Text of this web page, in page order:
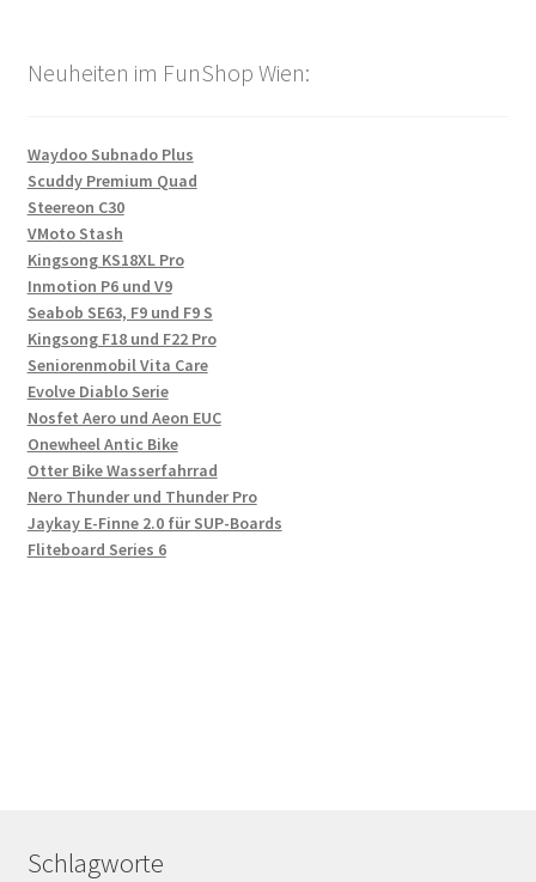
Neuheiten im FunShop Wien:
Waydoo Subnado Plus
Scuddy Premium Quad
Steereon C30
VMoto Stash
Kingsong KS18XL Pro
Inmotion P6 und V9
Seabob SE63, F9 und F9 S
Kingsong F18 und F22 Pro
Seniorenmobil Vita Care
Evolve Diablo Serie
Nosfet Aero und Aeon EUC
Onewheel Antic Bike
Otter Bike Wasserfahrrad
Nero Thunder und Thunder Pro
Jaykay E-Finne 2.0 für SUP-Boards
Fliteboard Series 6
Schlagworte